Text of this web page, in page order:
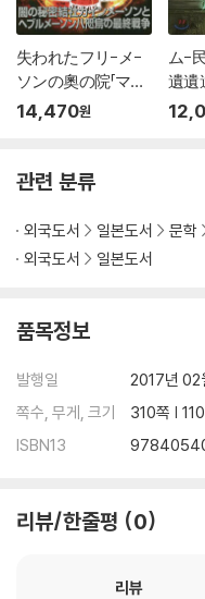
失われたフリ-メ-
ソンの奧の院「マン
島」
14,470원
ム-
遺遺
관련 분류
외국도서 일본도서 문학
외국도서
일본도서
품목정보
발행일
2017년 02
쪽수, 무게, 크기
310쪽 |
ISBN13
리뷰/한줄평 0
리뷰